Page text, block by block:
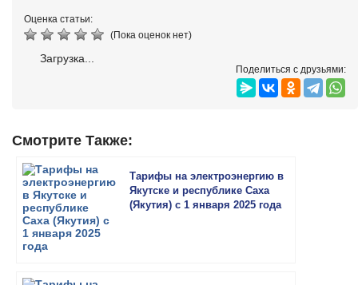
Оценка статьи:
(Пока оценок нет)
Загрузка...
Поделиться с друзьями:
Смотрите Также:
Тарифы на электроэнергию в
Якутске и республике Саха
(Якутия) с 1 января 2025 года